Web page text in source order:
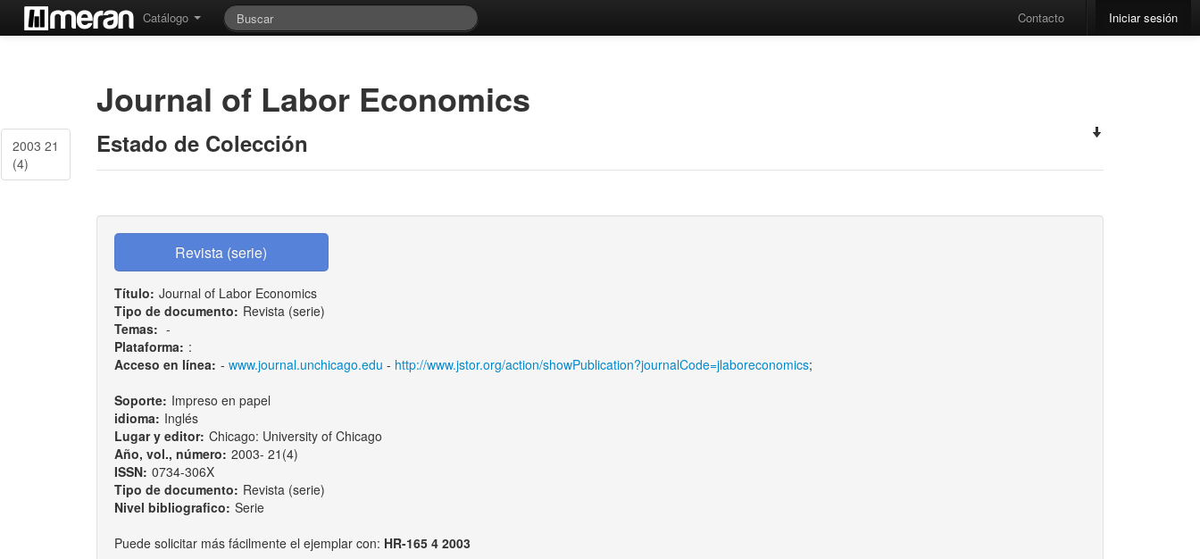
Catálogo Contacto Iniciar sesión
2003 21
(4)
Journal of Labor Economics
Estado de Colección
Título: Journal of Labor Economics
Tipo de documento: Revista (serie)
Temas: -
Plataforma: :
Acceso en línea: - www.journal.unchicago.edu - http://www.jstor.org/action/showPublication?journalCode=jlaboreconomics;
Soporte: Impreso en papel
idioma: Inglés
Lugar y editor: Chicago: University of Chicago
Año, vol., número: 2003- 21(4)
ISSN: 0734-306X
Tipo de documento: Revista (serie)
Nivel bibliografico: Serie
Puede solicitar más fácilmente el ejemplar con: HR-165 4 2003